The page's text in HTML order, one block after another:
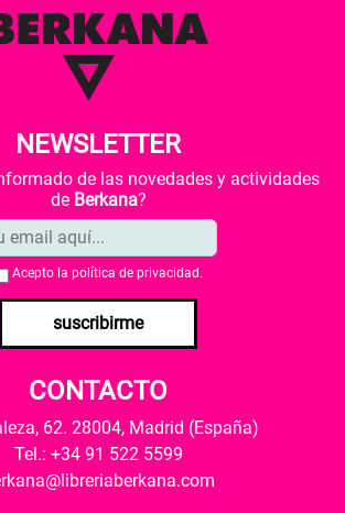
NEWSLETTER
de las novedades y actividades
de Berkana?
Acepto la política de privacidad .
suscribirme
CONTACTO
62. 28004, Madrid (España)
Tel.: +34 91 522 5599